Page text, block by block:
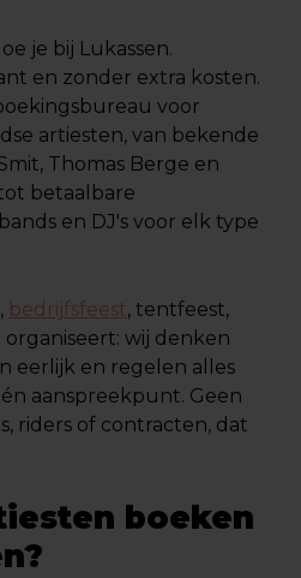
je bij Lukassen.
en zonder extra kosten.
voor
artiesten, van bekende
Thomas Berge en
betaalbare
en DJ's voor elk type
, bedrijfsfeest, tentfeest,
wij denken
eerlijk en regelen alles
aanspreekpunt. Geen
riders of contracten, dat
boeken